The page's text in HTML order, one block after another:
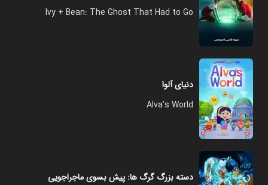
Ivy + Bean: The Ghost That Had to Go
دنیای آلوا
Alva's World
دسته بزرگ گرگ ها: پیش بسوی ماجراجویی